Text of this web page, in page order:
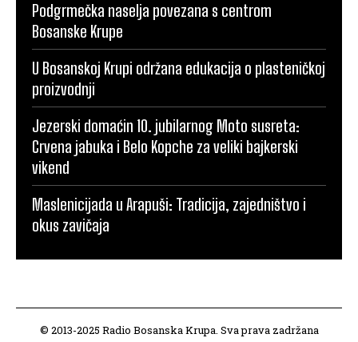
Podgrmečka naselja povezana s centrom
Bosanske Krupe
U Bosanskoj Krupi održana edukacija o plasteničkoj
proizvodnji
Jezerski domaćin 10. jubilarnog Moto susreta:
Crvena jabuka i Belo Kopche za veliki bajkerski
vikend
Maslenicijada u Arapuši: Tradicija, zajedništvo i
okus zavičaja
© 2013-2025 Radio Bosanska Krupa. Sva prava zadržana